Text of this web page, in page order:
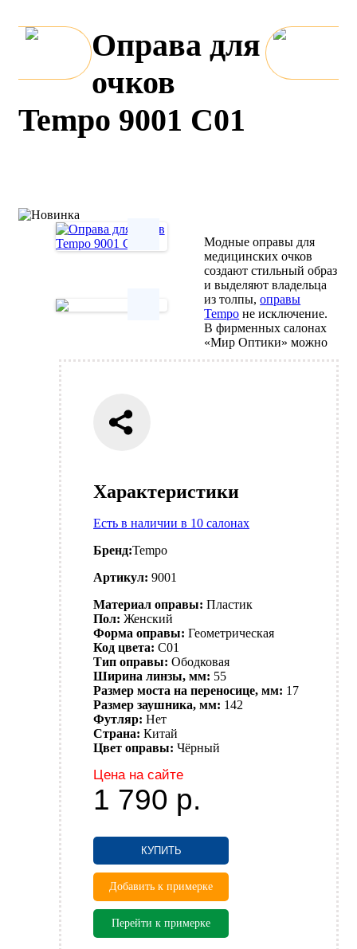
Оправа для
очков
Tempo 9001 C01
Характеристики
Есть в наличии в 10 салонах
Бренд:Tempo
Артикул: 9001
Материал оправы: Пластик
Пол: Женский
Форма оправы: Геометрическая
Код цвета: C01
Тип оправы: Ободковая
Ширина линзы, мм: 55
Размер моста на переносице, мм: 17
Размер заушника, мм: 142
Футляр: Нет
Страна: Китай
Цвет оправы: Чёрный
Цена на сайте
1 790 р.
КУПИТЬ
Добавить к примерке
Перейти к примерке
Модные оправы для
медицинских очков
создают стильный образ
и выделяют владельца
из толпы,оправы
Tempo не исключение.
В фирменных салонах
«Мир Оптики» можно